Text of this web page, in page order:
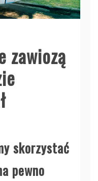
zawiozą
skorzystać
pewno